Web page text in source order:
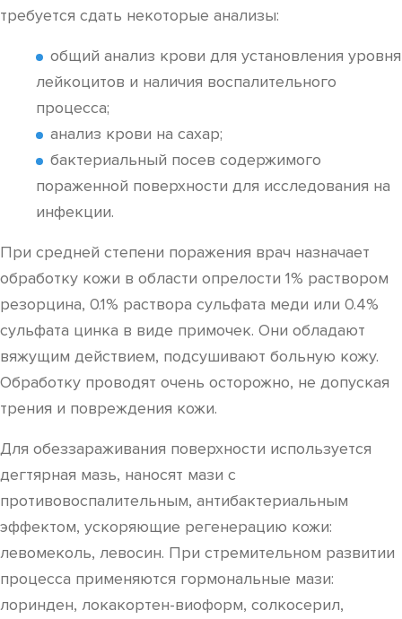
требуется сдать некоторые анализы:
общий анализ крови для установления уровня
лейкоцитов и наличия воспалительного
процесса;
анализ крови на сахар;
бактериальный посев содержимого
пораженной поверхности для исследования на
инфекции.
При средней степени поражения врач назначает
обработку кожи в области опрелости 1% раствором
резорцина, 0.1% раствора сульфата меди или 0.4%
сульфата цинка в виде примочек. Они обладают
вяжущим действием, подсушивают больную кожу.
Обработку проводят очень осторожно, не допуская
трения и повреждения кожи.
Для обеззараживания поверхности используется
дегтярная мазь, наносят мази с
противовоспалительным, антибактериальным
эффектом, ускоряющие регенерацию кожи:
левомеколь, левосин. При стремительном развитии
процесса применяются гормональные мази:
лоринден, локакортен-виоформ, солкосерил,